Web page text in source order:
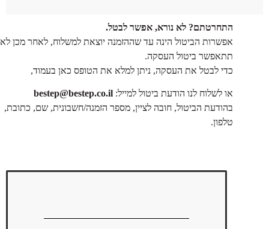
התחרטתם? לא נורא, אפשר לבטל.
אפשרות הביטול הינה עד שההזמנה יוצאת למשלוח, לאחר מכן לא
תתאפשר ביטול העסקה.
כדי לבטל את העסקה, ניתן למלא את הטופס כאן בעמוד,
או לשלוח לנו הודעת ביטול למייל:
בהודעת הביטול, חובה לציין, מספר הזמנה/חשבונית, שם, כתובת,
טלפון.